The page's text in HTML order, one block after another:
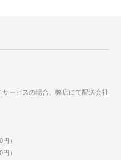
ービスの場合、弊店にて配送会社
）
）